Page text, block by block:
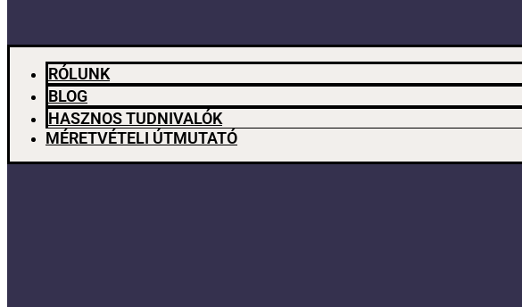
RÓLUNK
BLOG
HASZNOS TUDNIVALÓK
MÉRETVÉTELI ÚTMUTATÓ